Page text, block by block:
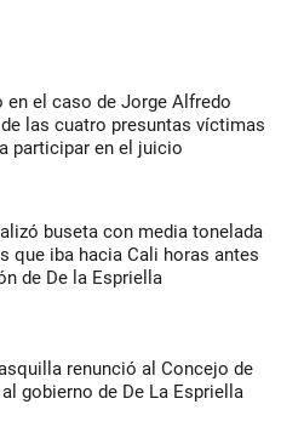
en el caso de Jorge Alfredo
las cuatro presuntas víctimas
participar en el juicio
buseta con media tonelada
que iba hacia Cali horas antes
de De la Espriella
renunció al Concejo de
gobierno de De La Espriella